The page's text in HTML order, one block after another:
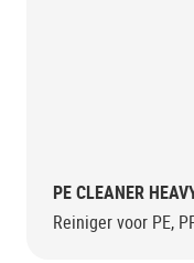
PE CLEANER
Reiniger voor PE,